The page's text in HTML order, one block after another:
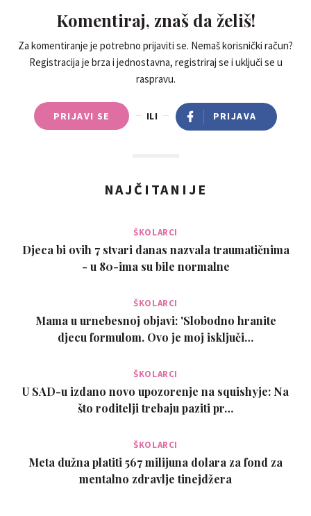
Komentiraj, znaš da želiš!
Za komentiranje je potrebno prijaviti se. Nemaš korisnički račun?
Registracija je brza i jednostavna, registriraj se i uključi se u
raspravu.
PRIJAVI SE ILI PRIJAVA
NAJČITANIJE
ŠKOLARCI
Djeca bi ovih 7 stvari danas nazvala traumatičnima
- u 80-ima su bile normalne
ŠKOLARCI
Mama u urnebesnoj objavi: 'Slobodno hranite
djecu formulom. Ovo je moj isključi…
ŠKOLARCI
U SAD-u izdano novo upozorenje na squishyje: Na
što roditelji trebaju paziti pr…
ŠKOLARCI
Meta dužna platiti 567 milijuna dolara za fond za
mentalno zdravlje tinejdžera